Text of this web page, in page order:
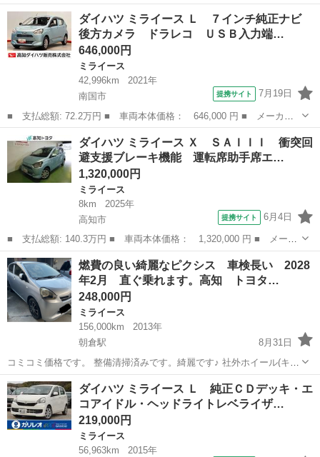
名： ダイハツ ■ 車種名： ミライース ■ グレード名： Ｌ Ｓ
Ａ 衝突被害軽減ブレーキシステム・純正ＣＤデッキ・エコアイド
ル・フォグラン...
愛媛 松山市 ミライース
ダイハツ ミライース Ｌ ７インチ純正ナビ
後方カメラ ドラレコ ＵＳＢ入力端…
646,000円
ミライース
42,996km
2021年
南国市
提携サイト 7月19日
■ 支払総額: 72.2万円 ■ 車両本体価格： 646,000 円 ■ メーカー
名： ダイハツ ■ 車種名： ミライース ■ グレード名： Ｌ ７
インチ純正ナビ 後方カメラ ドラレコ ＵＳＢ入力端子 オートラ
イト ■ 排...
高知 南国市 ミライース
ダイハツ ミライース Ｘ ＳＡＩＩＩ 衝突回
避支援ブレーキ機能 運転席助手席エ…
1,320,000円
ミライース
8km
2025年
高知市
提携サイト 6月4日
■ 支払総額: 140.3万円 ■ 車両本体価格： 1,320,000 円 ■ メーカ
ー名： ダイハツ ■ 車種名： ミライース ■ グレード名： Ｘ
ＳＡＩＩＩ 衝突回避支援ブレーキ機能 運転席助手席エアバック
キーレス...
高知 高知市 ミライース
燃費の良い綺麗なピクシス 車検長い 2028
年2月 直ぐ乗れます。高知 トヨタ…
248,000円
ミライース
156,000km
2013年
朝倉駅
8月31日
コミコミ価格です。 整備清掃済みです。綺麗です♪ 社外ホイール(キズ
あり) LED 室内灯も明るいです♪ 購入時価格15万円のナビ付いてま
す。 フルセグTV 綺麗です。 走行中も観れます。 ぜひ現車確認お願い
します...
高知 高知市 朝倉駅 ミライース ピクシス
ダイハツ ミライース Ｌ 純正ＣＤデッキ・エ
コアイドル・ヘッドライトレベライザ…
219,000円
ミライース
56,963km
2015年